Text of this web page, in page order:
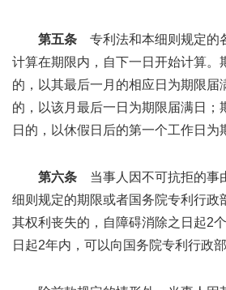
第五条 专利法和本细则规定的
计算在期限内，自下一日开始计算。
的，以其最后一月的相应日为期限届
的，以该月最后一日为期限届满日；
日的，以休假日后的第一个工作日为
第六条 当事人因不可抗拒的事
细则规定的期限或者国务院专利行政
其权利丧失的，自障碍消除之日起2
日起2年内，可以向国务院专利行政